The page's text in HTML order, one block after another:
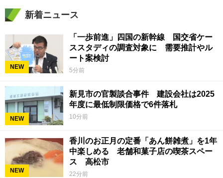
新着ニュース
NEW
「一歩前進」四国の新幹線 国交省ケー
ススタディの調査対象に 需要推計やル
ート案検討
5分前
NEW
新見市の官製談合事件 建設会社は2025
年度に最低制限価格で6件落札
10分前
NEW
香川のお正月の定番「あん餅雑煮」を1年
中楽しめる 老舗和菓子店の喫茶スペー
ス 高松市
22分前